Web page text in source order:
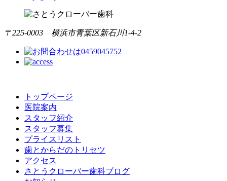
〒225-0003 横浜市青葉区新石川1-4-2
トップページ
医院案内
スタッフ紹介
スタッフ募集
プライスリスト
歯とからだのトリセツ
アクセス
さとうクローバー歯科ブログ